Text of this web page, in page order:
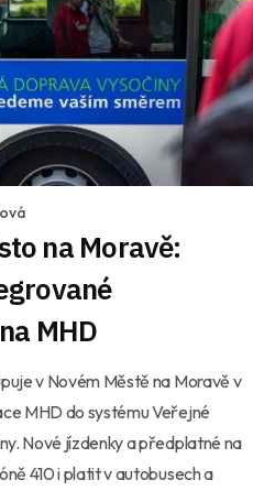
na Moravě:
MHD
v Novém Městě na Moravě v
MHD do systému Veřejné
Nové jízdenky a předplatné na
410 i platit v autobusech a